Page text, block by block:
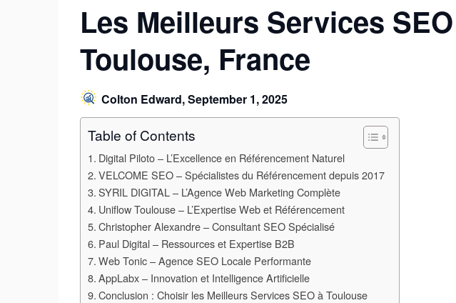
Les Meilleurs Services
Toulouse, France
Colton Edward,September 1, 2025
Table of Contents
Digital Piloto – L’Excellence en Référencement Naturel
VELCOME SEO – Spécialistes du Référencement depuis 2017
SYRIL DIGITAL – L’Agence Web Marketing Complète
Uniflow Toulouse – L’Expertise Web et Référencement
Christopher Alexandre – Consultant SEO Spécialisé
Paul Digital – Ressources et Expertise B2B
Web Tonic – Agence SEO Locale Performante
AppLabx – Innovation et Intelligence Artificielle
Conclusion : Choisir les Meilleurs Services SEO à Toulouse